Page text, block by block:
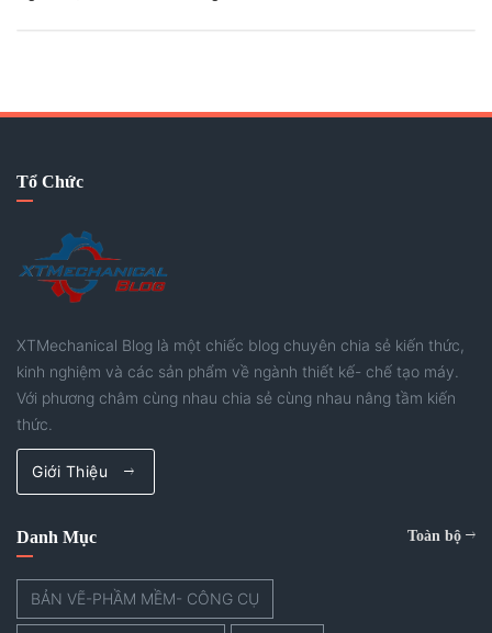
Tổ Chức
XTMechanical Blog là một chiếc blog chuyên chia sẻ kiến thức,
kinh nghiệm và các sản phẩm về ngành thiết kế- chế tạo máy.
Với phương châm cùng nhau chia sẻ cùng nhau nâng tầm kiến
thức.
Giới Thiệu
Danh Mục Toàn bộ
BẢN VẼ-PHẦM MỀM- CÔNG CỤ